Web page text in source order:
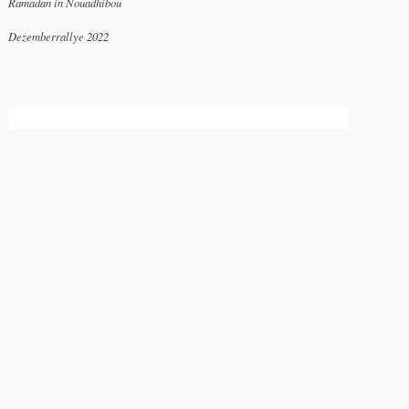
Dezemberrallye 2022